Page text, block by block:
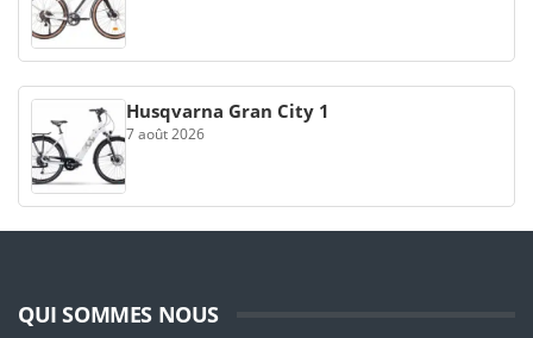
Husqvarna Gran City 1
7 août 2026
QUI SOMMES NOUS